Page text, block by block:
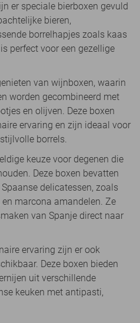
er speciale bierboxen gevuld
bieren,
borrelhapjes zoals kaas
perfect voor een gezellige
van wijnboxen, waarin
worden gecombineerd met
en olijven. Deze boxen
ervaring en zijn ideaal voor
borrels.
keuze voor degenen die
Deze boxen bevatten
delicatessen, zoals
marcona amandelen. Ze
van Spanje direct naar
ervaring zijn er ook
Deze boxen bieden
uit verschillende
keuken met antipasti,